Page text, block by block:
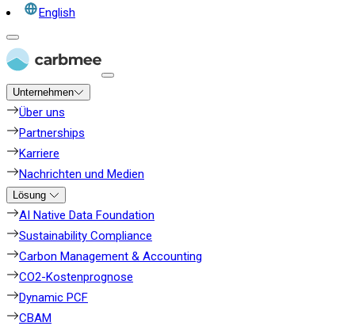
English
Unternehmen
Über uns
Partnerships
Karriere
Nachrichten und Medien
Lösung
AI Native Data Foundation
Sustainability Compliance
Carbon Management & Accounting
CO2-Kostenprognose
Dynamic PCF
CBAM